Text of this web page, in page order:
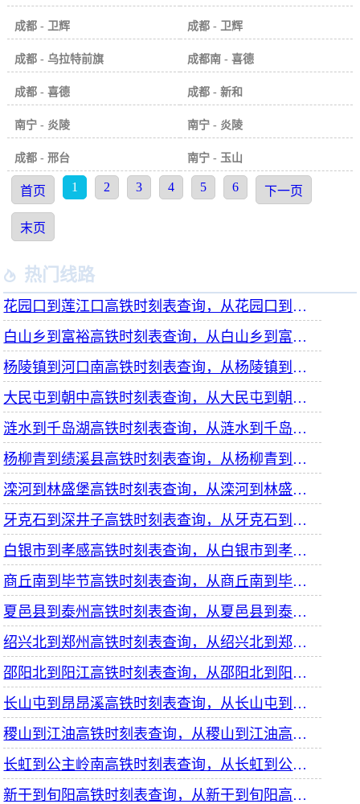
成都 - 卫辉 成都 - 卫辉
成都 - 乌拉特前旗 成都南 - 喜德
成都 - 喜德 成都 - 新和
南宁 - 炎陵 南宁 - 炎陵
成都 - 邢台 南宁 - 玉山
首页 1 2 3 4 5 6 下一页
末页
 热门线路
花园口到莲江口高铁时刻表查询，从花园口到莲江口高铁火车最新消息
白山乡到富裕高铁时刻表查询，从白山乡到富裕高铁火车最新消息
杨陵镇到河口南高铁时刻表查询，从杨陵镇到河口南高铁火车最新消息
大民屯到朝中高铁时刻表查询，从大民屯到朝中高铁火车最新消息
涟水到千岛湖高铁时刻表查询，从涟水到千岛湖高铁火车最新消息
杨柳青到绩溪县高铁时刻表查询，从杨柳青到绩溪县高铁火车最新消息
滦河到林盛堡高铁时刻表查询，从滦河到林盛堡高铁火车最新消息
牙克石到深井子高铁时刻表查询，从牙克石到深井子高铁火车最新消息
白银市到孝感高铁时刻表查询，从白银市到孝感高铁火车最新消息
商丘南到毕节高铁时刻表查询，从商丘南到毕节高铁火车最新消息
夏邑县到泰州高铁时刻表查询，从夏邑县到泰州高铁火车最新消息
绍兴北到郑州高铁时刻表查询，从绍兴北到郑州高铁火车最新消息
邵阳北到阳江高铁时刻表查询，从邵阳北到阳江高铁火车最新消息
长山屯到昂昂溪高铁时刻表查询，从长山屯到昂昂溪高铁火车最新消息
稷山到江油高铁时刻表查询，从稷山到江油高铁火车最新消息
长虹到公主岭南高铁时刻表查询，从长虹到公主岭南高铁火车最新消息
新干到旬阳高铁时刻表查询，从新干到旬阳高铁火车最新消息